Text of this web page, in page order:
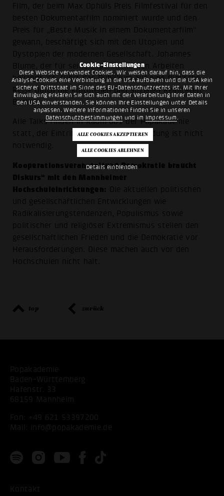
Cookie-Einstellungen
Diese Website verwendet Cookies. Wir weisen darauf hin, dass die
Analyse-Cookies eine Verbindung in die USA aufbauen und die USA kein
sicherer Drittstaat im Sinne des EU-Datenschutzrechts ist. Mit Ihrer
Einwilligung erklären Sie sich auch mit der Verarbeitung Ihrer Daten in
den USA einverstanden. Sie können Ihre Einstellungen unter Details
anpassen. Weitere Informationen finden Sie in unseren
Datenschutzbestimmungen und im Impressum .
Details einblenden
Film, der beim Max Ophüls Preis Filmfestival für den
besten Dokumentarfilm nominiert wurde und den
Preis für „Beste Musik in einem Dokumentarfilm“
gewann, beschäftigt sich mit den Utopien und
Dystopien der modernen Gesellschaft. Johannes
Blume, der für seine experimentellen Arbeiten
bekannt ist, führt das Publikum auf eine filmische
Reise durch die kulturellen und sozialen Realitäten
Berlins.
Alle Talks finden in Raum 001 der Popakademie
statt, der Eintritt ist frei, eine Anmeldung ist nicht
notwendig.
Kooperationsveranstaltung Demokratie braucht
Diskurs“ mit den Mannheimer
Hochschuleinrichtungen: Die aktuellen politischen
und gesellschaftlichen Entwicklungen wie
Radikalisierungstendenzen, Populismus sowie
politischer und religiöser Extremismus stellen den
gesellschaftlichen Frieden und die Demokratie vor
Herausforderungen. Diese machen auch vor den
Hochschulen nicht halt.
top zurück
Popakademie
Baden-Württemberg
Hafenstr. 33
68159 Mannheim
Fon:
+49 621 53397200
Mail:
info@popakademie.de
Kontakt